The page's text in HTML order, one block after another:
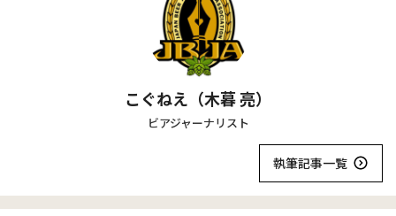
こぐねえ（木暮 亮）
ビアジャーナリスト
執筆記事一覧